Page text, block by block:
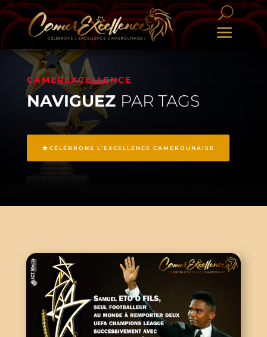
CAMEREXCELLENCE
NAVIGUEZ PAR TAGS
CÉLÉBRONS L'EXCELLENCE CAMEROUNAISE